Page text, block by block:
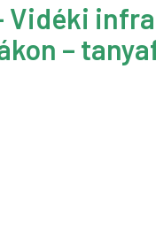
Vidéki
–